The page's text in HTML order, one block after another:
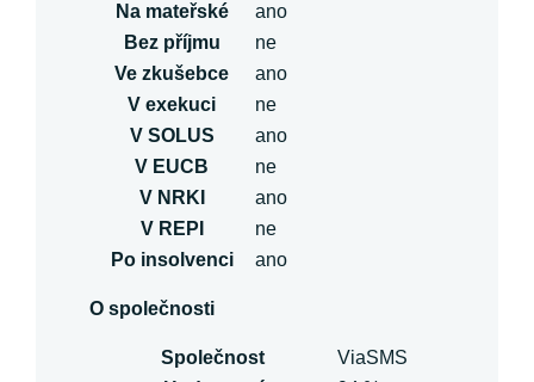
Na mateřské
ano
Bez příjmu
ne
Ve zkušebce
ano
V exekuci
ne
V SOLUS
ano
V EUCB
ne
V NRKI
ano
V REPI
ne
Po insolvenci
ano
O společnosti
Společnost
ViaSMS